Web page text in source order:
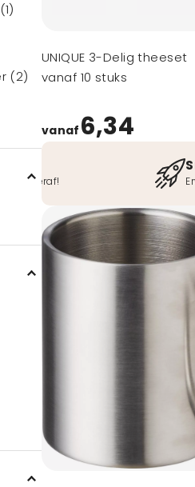
(2)
UNIQUE 3-Delig theeset
vanaf 10 stuks
vanaf 6,34
achteraf!